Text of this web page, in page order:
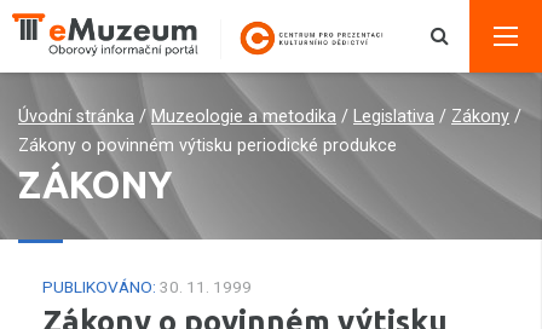
Úvodní stránka / Muzeologie a metodika / Legislativa / Zákony /
Zákony o povinném výtisku periodické produkce
ZÁKONY
PUBLIKOVÁNO: 30. 11. 1999
Zákony o povinném výtisku